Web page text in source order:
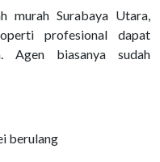
murah Surabaya Utara,
profesional dapat
Agen biasanya sudah
berulang